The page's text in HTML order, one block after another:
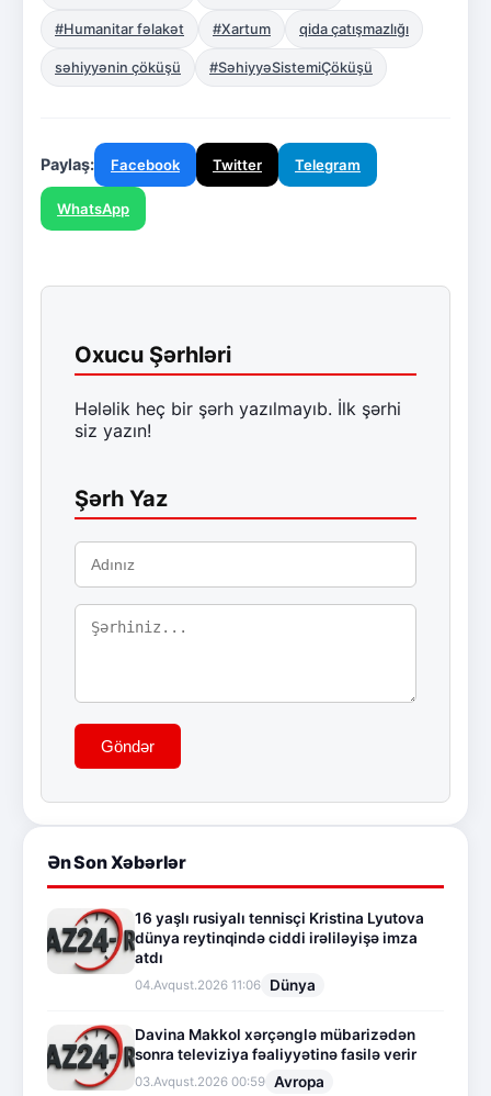
#Humanitar fəlakət #Xartum qida çatışmazlığı
səhiyyənin çöküşü #SəhiyyəSistemiÇöküşü
Paylaş: Facebook Twitter Telegram
WhatsApp
Oxucu Şərhləri
Hələlik heç bir şərh yazılmayıb. İlk şərhi
siz yazın!
Şərh Yaz
Göndər
Ən Son Xəbərlər
16 yaşlı rusiyalı tennisçi Kristina Lyutova
dünya reytinqində ciddi irəliləyişə imza
atdı
04.Avqust.2026 11:06 Dünya
Davina Makkol xərçənglə mübarizədən
sonra televiziya fəaliyyətinə fasilə verir
03.Avqust.2026 00:59 Avropa